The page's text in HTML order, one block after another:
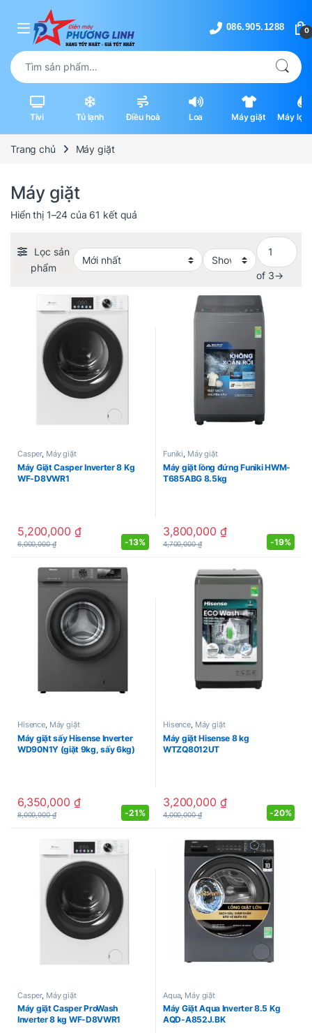
Skip to navigation
Skip to content
0
Tìm kiếm:
Tivi Tủ lạnh Điều hoà Loa Máy giặt
Máy lọc
Trang chủ Máy giặt
Máy giặt
Hiển thị 1–24 của 61 kết quả
Lọc sản
phẩm
of 3→
Casper, Máy giặt
Máy Giặt Casper Inverter 8 Kg
WF-D8VWR1
5,200,000 ₫
6,000,000₫ -13%
Funiki, Máy giặt
Máy giặt lồng đứng Funiki HWM-
T685ABG 8.5kg
3,800,000 ₫
4,700,000₫ -19%
Hisence, Máy giặt
Máy giặt sấy Hisense Inverter
WD90N1Y (giặt 9kg, sấy 6kg)
6,350,000 ₫
8,000,000₫ -21%
Hisence, Máy giặt
Máy giặt Hisense 8 kg
WTZQ8012UT
3,200,000 ₫
4,000,000₫ -20%
Casper, Máy giặt
Máy giặt Casper ProWash
Inverter 8 kg WF-D8VWR1
Aqua, Máy giặt
Máy Giặt Aqua Inverter 8.5 Kg
AQD-A852J.BK